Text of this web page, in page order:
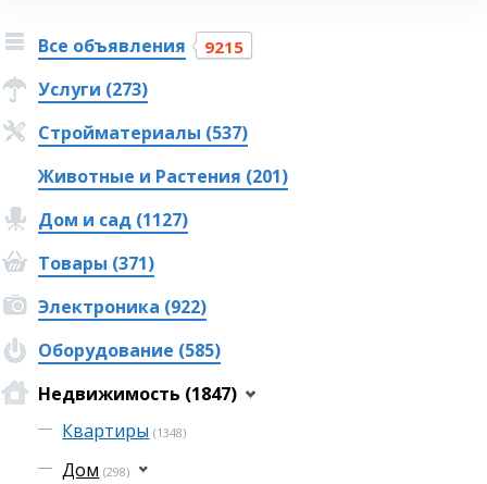
Все объявления 9215
Услуги (273)
Стройматериалы (537)
Животные и Растения (201)
Дом и сад (1127)
Товары (371)
Электроника (922)
Оборудование (585)
Недвижимость (1847)
Квартиры (1348)
Дом (298)